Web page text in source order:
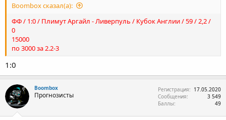
Boombox сказал(а):
ФФ / 1:0 / Плимут Аргайл - Ливерпуль / Кубок Англии / 59 / 2,2 /
0
15000
по 3000 за 2.2-3
1:0
Boombox
Прогнозисты
Регистрация
17.05.2020
Сообщения
3 549
Баллы
49